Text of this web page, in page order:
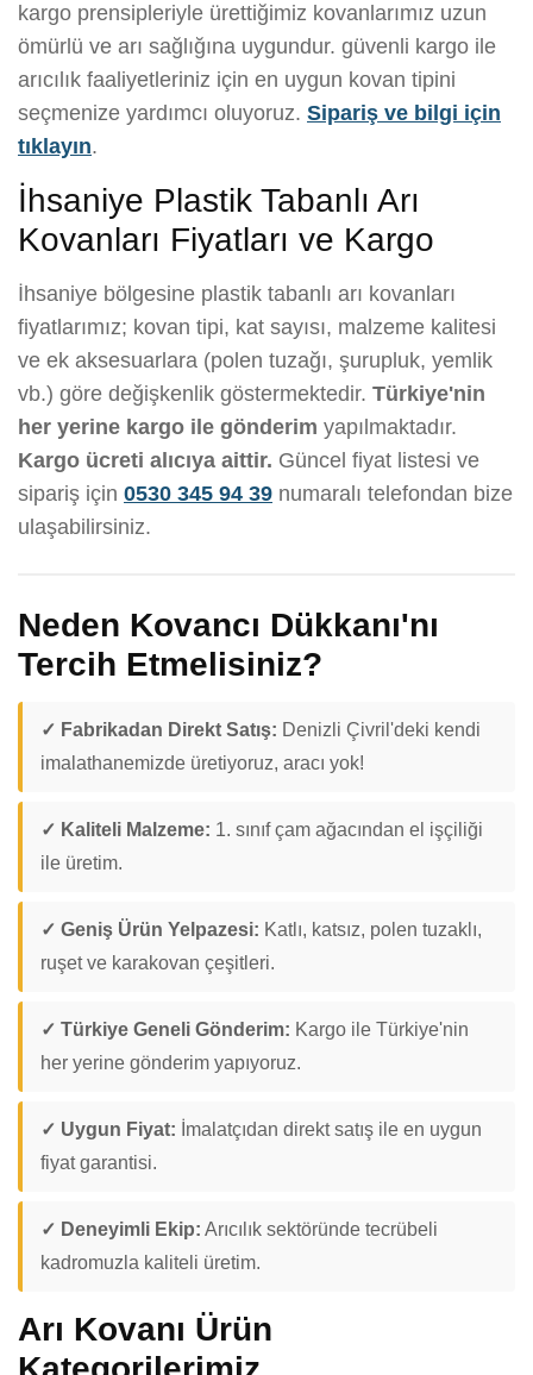
kargo prensipleriyle ürettiğimiz kovanlarımız uzun
ömürlü ve arı sağlığına uygundur. güvenli kargo ile
arıcılık faaliyetleriniz için en uygun kovan tipini
seçmenize yardımcı oluyoruz. Sipariş ve bilgi için
tıklayın.
İhsaniye Plastik Tabanlı Arı
Kovanları Fiyatları ve Kargo
İhsaniye bölgesine plastik tabanlı arı kovanları
fiyatlarımız; kovan tipi, kat sayısı, malzeme kalitesi
ve ek aksesuarlara (polen tuzağı, şurupluk, yemlik
vb.) göre değişkenlik göstermektedir. Türkiye'nin
her yerine kargo ile gönderim yapılmaktadır.
Kargo ücreti alıcıya aittir. Güncel fiyat listesi ve
sipariş için 0530 345 94 39 numaralı telefondan bize
ulaşabilirsiniz.
Neden Kovancı Dükkanı'nı
Tercih Etmelisiniz?
✓ Fabrikadan Direkt Satış: Denizli Çivril'deki kendi
imalathanemizde üretiyoruz, aracı yok!
✓ Kaliteli Malzeme: 1. sınıf çam ağacından el işçiliği
ile üretim.
✓ Geniş Ürün Yelpazesi: Katlı, katsız, polen tuzaklı,
ruşet ve karakovan çeşitleri.
✓ Türkiye Geneli Gönderim: Kargo ile Türkiye'nin
her yerine gönderim yapıyoruz.
✓ Uygun Fiyat: İmalatçıdan direkt satış ile en uygun
fiyat garantisi.
✓ Deneyimli Ekip: Arıcılık sektöründe tecrübeli
kadromuzla kaliteli üretim.
Arı Kovanı Ürün